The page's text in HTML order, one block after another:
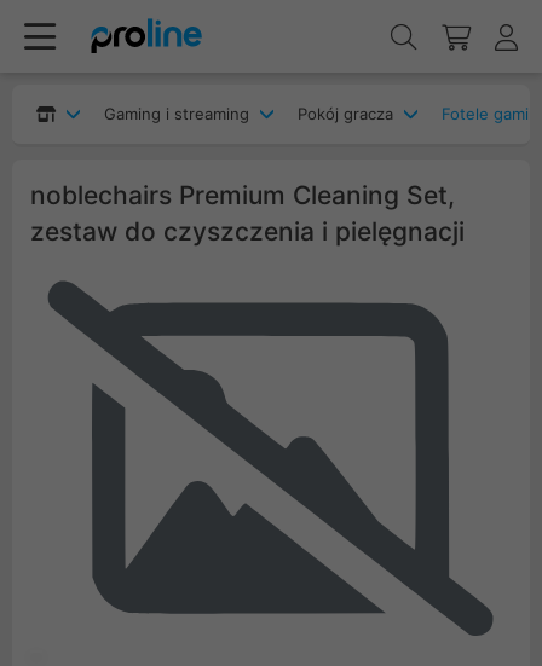
Gaming i streaming Pokój gracza Fotele
noblechairs Premium Cleaning Set,
zestaw do czyszczenia i pielęgnacji